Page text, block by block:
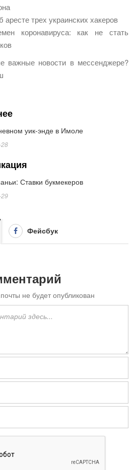
трех украинских хакеров
коронавируса: как не стать
важные новости в мессенджере?
уик-энде в Имоле
Ставки букмекеров
Фейсбук
не будет опубликован